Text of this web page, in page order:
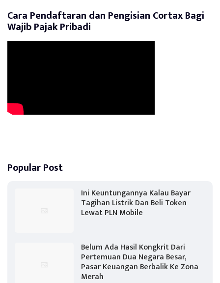
Cara Pendaftaran dan Pengisian Cortax Bagi
Wajib Pajak Pribadi
Popular Post
Ini Keuntungannya Kalau Bayar
Tagihan Listrik Dan Beli Token
Lewat PLN Mobile
Belum Ada Hasil Kongkrit Dari
Pertemuan Dua Negara Besar,
Pasar Keuangan Berbalik Ke Zona
Merah